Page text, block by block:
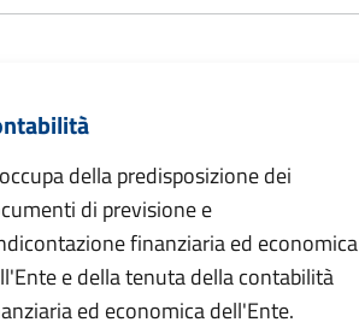
della predisposizione dei
di previsione e
finanziaria ed economica
e della tenuta della contabilità
ed economica dell'Ente.